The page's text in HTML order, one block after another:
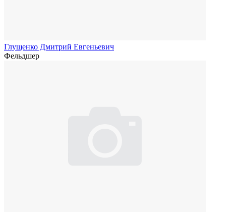
Глущенко Дмитрий Евгеньевич
Фельдшер